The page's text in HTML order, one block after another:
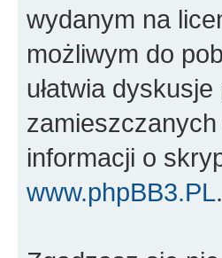
wydanym na
możliwym do
ułatwia
informacji o
www.phpBB3.PL.